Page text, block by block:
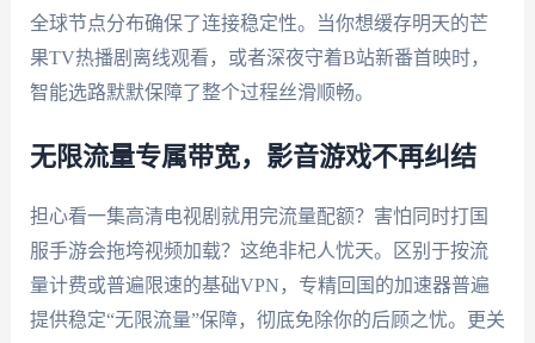
全球节点分布确保了连接稳定性。当你想缓存明天的芒
果TV热播剧离线观看，或者深夜守着B站新番首映时，
智能选路默默保障了整个过程丝滑顺畅。
无限流量专属带宽，影音游戏不再纠结
担心看一集高清电视剧就用完流量配额？害怕同时打国
服手游会拖垮视频加载？这绝非杞人忧天。区别于按流
量计费或普遍限速的基础VPN，专精回国的加速器普遍
提供稳定“无限流量”保障，彻底免除你的后顾之忧。更关